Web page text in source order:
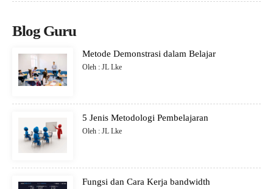
Blog Guru
Metode Demonstrasi dalam Belajar
Oleh : JL Lke
5 Jenis Metodologi Pembelajaran
Oleh : JL Lke
Fungsi dan Cara Kerja bandwidth